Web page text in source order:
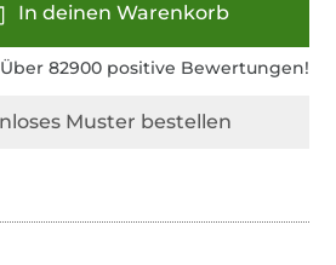
In deinen Warenkorb
Über 82900 positive Bewertungen!